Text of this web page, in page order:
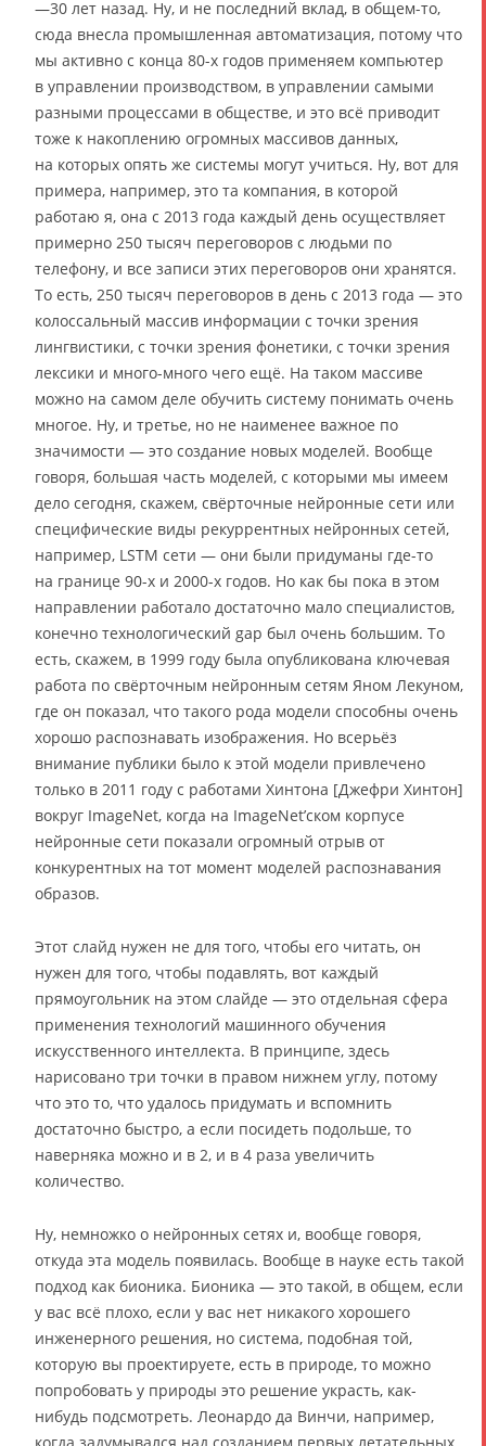
—30 лет назад. Ну, и не последний вклад, в общем-то,
сюда внесла промышленная автоматизация, потому что
мы активно с конца 80-х годов применяем компьютер
в управлении производством, в управлении самыми
разными процессами в обществе, и это всё приводит
тоже к накоплению огромных массивов данных,
на которых опять же системы могут учиться. Ну, вот для
примера, например, это та компания, в которой
работаю я, она с 2013 года каждый день осуществляет
примерно 250 тысяч переговоров с людьми по
телефону, и все записи этих переговоров они хранятся.
То есть, 250 тысяч переговоров в день с 2013 года — это
колоссальный массив информации с точки зрения
лингвистики, с точки зрения фонетики, с точки зрения
лексики и много-много чего ещё. На таком массиве
можно на самом деле обучить систему понимать очень
многое. Ну, и третье, но не наименее важное по
значимости — это создание новых моделей. Вообще
говоря, большая часть моделей, с которыми мы имеем
дело сегодня, скажем, свёрточные нейронные сети или
специфические виды рекуррентных нейронных сетей,
например, LSTM сети — они были придуманы где-то
на границе 90-х и 2000-х годов. Но как бы пока в этом
направлении работало достаточно мало специалистов,
конечно технологический gap был очень большим. То
есть, скажем, в 1999 году была опубликована ключевая
работа по свёрточным нейронным сетям Яном Лекуном,
где он показал, что такого рода модели способны очень
хорошо распознавать изображения. Но всерьёз
внимание публики было к этой модели привлечено
только в 2011 году с работами Хинтона [Джефри Хинтон]
вокруг ImageNet, когда на ImageNet’ском корпусе
нейронные сети показали огромный отрыв от
конкурентных на тот момент моделей распознавания
образов.
Этот слайд нужен не для того, чтобы его читать, он
нужен для того, чтобы подавлять, вот каждый
прямоугольник на этом слайде — это отдельная сфера
применения технологий машинного обучения
искусственного интеллекта. В принципе, здесь
нарисовано три точки в правом нижнем углу, потому
что это то, что удалось придумать и вспомнить
достаточно быстро, а если посидеть подольше, то
наверняка можно и в 2, и в 4 раза увеличить
количество.
Ну, немножко о нейронных сетях и, вообще говоря,
откуда эта модель появилась. Вообще в науке есть такой
подход как бионика. Бионика — это такой, в общем, если
у вас всё плохо, если у вас нет никакого хорошего
инженерного решения, но система, подобная той,
которую вы проектируете, есть в природе, то можно
попробовать у природы это решение украсть, как-
нибудь подсмотреть. Леонардо да Винчи, например,